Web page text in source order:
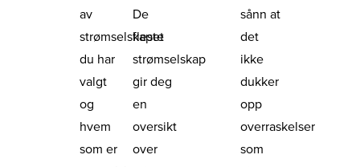
av
strømselskapet
du har
valgt
og
hvem
som er
De
fleste
strømselskap
gir deg
en
oversikt
over
sånn at
det
ikke
dukker
opp
overraskelser
som